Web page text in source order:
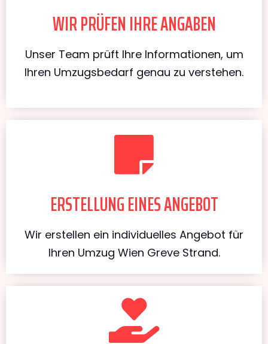
WIR PRÜFEN IHRE ANGABEN
Unser Team prüft Ihre Informationen, um
Ihren Umzugsbedarf genau zu verstehen.
ERSTELLUNG EINES ANGEBOT
Wir erstellen ein individuelles Angebot für
Ihren Umzug Wien Greve Strand.